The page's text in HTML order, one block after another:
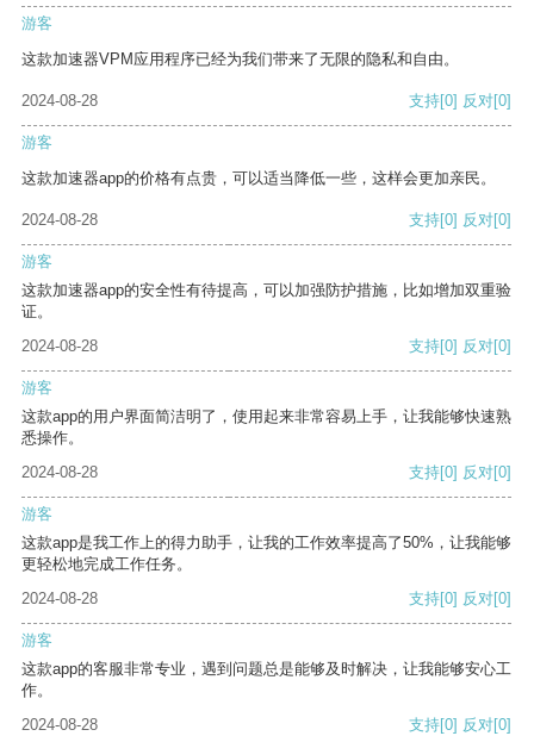
游客
这款加速器VPM应用程序已经为我们带来了无限的隐私和自由。
2024-08-28 支持[0] 反对[0]
游客
这款加速器app的价格有点贵，可以适当降低一些，这样会更加亲民。
2024-08-28 支持[0] 反对[0]
游客
这款加速器app的安全性有待提高，可以加强防护措施，比如增加双重验
证。
2024-08-28
支持[0] 反对[0]
游客
这款app的用户界面简洁明了，使用起来非常容易上手，让我能够快速熟
悉操作。
2024-08-28
支持[0] 反对[0]
游客
这款app是我工作上的得力助手，让我的工作效率提高了50%，让我能够
更轻松地完成工作任务。
2024-08-28
支持[0] 反对[0]
游客
这款app的客服非常专业，遇到问题总是能够及时解决，让我能够安心工
作。
2024-08-28
支持[0] 反对[0]